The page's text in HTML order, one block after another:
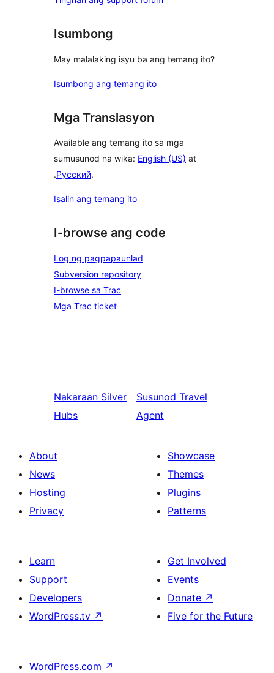
Isumbong
May malalaking isyu ba ang temang ito?
Isumbong ang temang ito
Mga Translasyon
Available ang temang ito sa mga
sumusunod na wika: English (US) at
.Русский.
Isalin ang temang ito
I-browse ang code
Log ng pagpapaunlad
Subversion repository
I-browse sa Trac
Mga Trac ticket
Nakaraan Silver
Hubs
Susunod Travel
Agent
About
News
Hosting
Privacy
Showcase
Themes
Plugins
Patterns
Learn
Support
Developers
WordPress.tv ↗
Get Involved
Events
Donate ↗
Five for the Future
WordPress.com ↗